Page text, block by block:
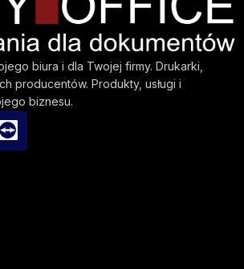
biura i dla Twojej firmy. Drukarki,
producentów. Produkty, usługi i
biznesu.